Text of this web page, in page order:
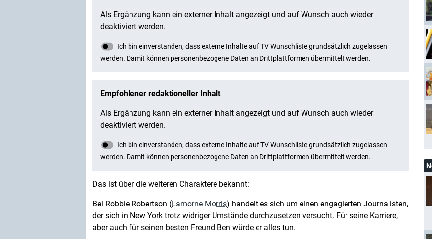
Das ist über die weiteren Charaktere bekannt:
Bei Robbie Robertson (Lamorne Morris) handelt es sich um einen engagierten Journalisten,
der sich in New York trotz widriger Umstände durchzusetzen versucht. Für seine Karriere,
aber auch für seinen besten Freund Ben würde er alles tun.